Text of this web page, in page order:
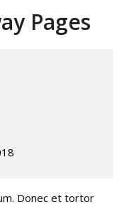
Pages
Donec et tortor